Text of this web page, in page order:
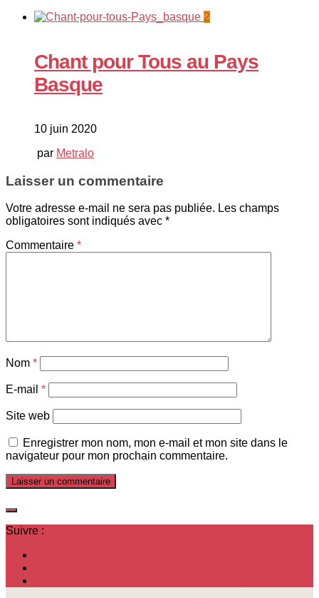
2
Chant pour Tous au Pays
Basque
10 juin 2020
par Metralo
Laisser un commentaire
Votre adresse e-mail ne sera pas publiée. Les champs
obligatoires sont indiqués avec *
Commentaire *
Nom *
E-mail *
Site web
Enregistrer mon nom, mon e-mail et mon site dans le
navigateur pour mon prochain commentaire.
Suivre :